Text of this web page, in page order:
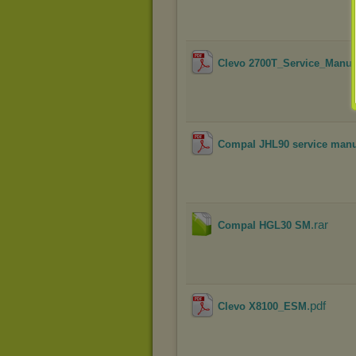
Clevo 2700T_Service_Manual
Compal JHL90 service
Compal HGL30 SM .rar
Clevo X8100_ESM .pdf